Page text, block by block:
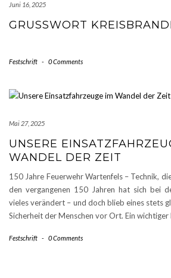
Juni 16, 2025
GRUSSWORT
Festschrift - 0 Comments
Mai 27, 2025
UNSERE
WANDEL DER ZEIT
150 Jahre Feuerwehr Wartenfels – Technik,
den vergangenen 150 Jahren hat sich bei
vieles verändert – und doch blieb eines stets
Sicherheit der Menschen vor Ort. Ein
Festschrift - 0 Comments